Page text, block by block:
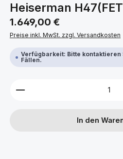
Heiserman
Regulärer Preis:
1.649,00 €
Preise inkl. MwSt. zzgl. Versandkosten
Verfügbarkeit: Bitte kontaktieren
Fällen.
Produkt Anzahl: Gib den
In den